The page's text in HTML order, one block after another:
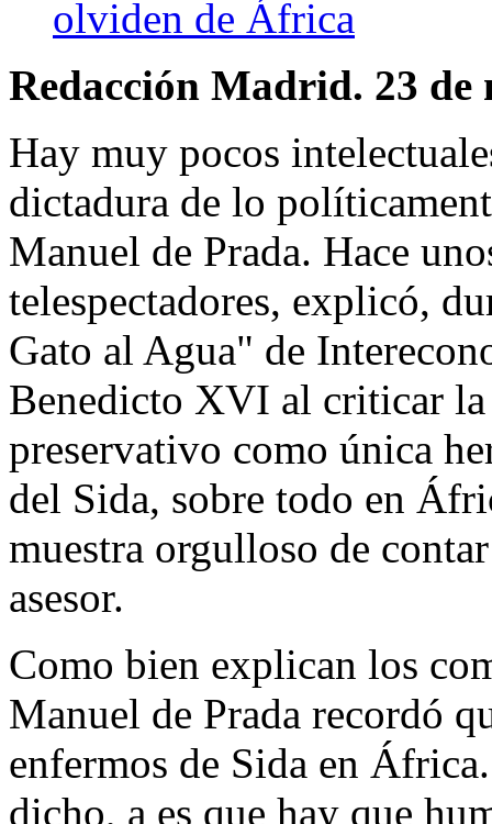
olviden de África
Redacción Madrid. 23 de
Hay muy pocos
dictadura de lo
Manuel de Prada. Hace
telespectadores, explicó,
Gato al Agua" de
Benedicto XVI al criticar la
preservativo como única
del Sida, sobre todo en
muestra orgulloso de
asesor.
Como bien explican los
Manuel de Prada recordó
enfermos de Sida en
dicho, a es que hay que